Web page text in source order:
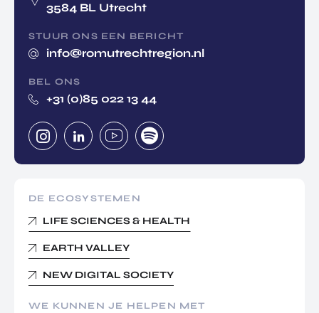
3584 BL Utrecht
STUUR ONS EEN BERICHT
info@romutrechtregion.nl
BEL ONS
+31 (0)85 022 13 44
DE ECOSYSTEMEN
LIFE SCIENCES & HEALTH
EARTH VALLEY
NEW DIGITAL SOCIETY
WE KUNNEN JE HELPEN MET